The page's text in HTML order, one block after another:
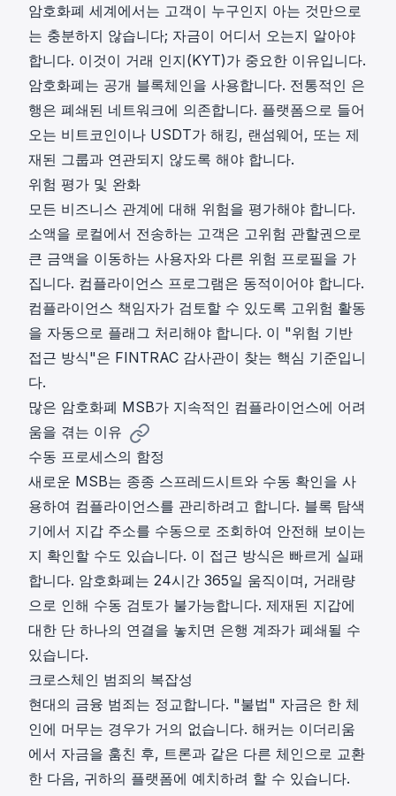
암호화폐 세계에서는 고객이 누구인지 아는 것만으로
는 충분하지 않습니다; 자금이 어디서 오는지 알아야
합니다. 이것이 거래 인지(KYT)가 중요한 이유입니다.
암호화폐는 공개 블록체인을 사용합니다. 전통적인 은
행은 폐쇄된 네트워크에 의존합니다. 플랫폼으로 들어
오는 비트코인이나 USDT가 해킹, 랜섬웨어, 또는 제
재된 그룹과 연관되지 않도록 해야 합니다.
위험 평가 및 완화
모든 비즈니스 관계에 대해 위험을 평가해야 합니다.
소액을 로컬에서 전송하는 고객은 고위험 관할권으로
큰 금액을 이동하는 사용자와 다른 위험 프로필을 가
집니다. 컴플라이언스 프로그램은 동적이어야 합니다.
컴플라이언스 책임자가 검토할 수 있도록 고위험 활동
을 자동으로 플래그 처리해야 합니다. 이 "위험 기반
접근 방식"은 FINTRAC 감사관이 찾는 핵심 기준입니
다.
많은 암호화폐 MSB가 지속적인 컴플라이언스에 어려
움을 겪는 이유
수동 프로세스의 함정
새로운 MSB는 종종 스프레드시트와 수동 확인을 사
용하여 컴플라이언스를 관리하려고 합니다. 블록 탐색
기에서 지갑 주소를 수동으로 조회하여 안전해 보이는
지 확인할 수도 있습니다. 이 접근 방식은 빠르게 실패
합니다. 암호화폐는 24시간 365일 움직이며, 거래량
으로 인해 수동 검토가 불가능합니다. 제재된 지갑에
대한 단 하나의 연결을 놓치면 은행 계좌가 폐쇄될 수
있습니다.
크로스체인 범죄의 복잡성
현대의 금융 범죄는 정교합니다. "불법" 자금은 한 체
인에 머무는 경우가 거의 없습니다. 해커는 이더리움
에서 자금을 훔친 후, 트론과 같은 다른 체인으로 교환
한 다음, 귀하의 플랫폼에 예치하려 할 수 있습니다.